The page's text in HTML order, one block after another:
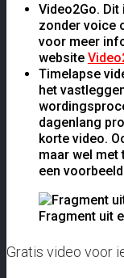
Video2Go.
zonder voice
voor meer
website
Timelapse
het
dagenlang
korte video.
maar wel met
een
Fragment uit
Gratis video voor